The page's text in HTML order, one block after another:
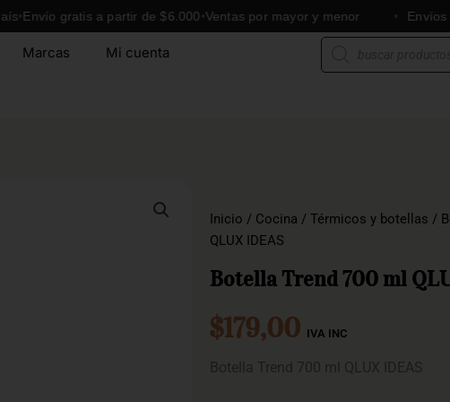
gratis a partir de $6.000 Ventas por mayor y menor Envíos a todo
Marcas Mi cuenta
Búsqueda
Inicio / Cocina / Térmicos y botellas /
QLUX IDEAS
Botella Trend 700 ml
$179,00 IVA INC